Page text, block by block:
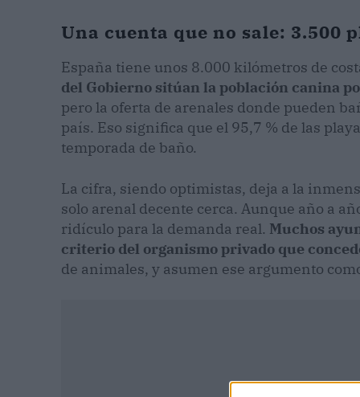
Una cuenta que no sale: 3.500
España tiene unos 8.000 kilómetros de
del Gobierno sitúan la población canina
pero la oferta de arenales donde pueden
país. Eso significa que el 95,7 % de las
temporada de baño.
La cifra, siendo optimistas, deja a la
solo arenal decente cerca. Aunque año a
ridículo para la demanda real. Muchos
criterio del organismo privado que
de animales, y asumen ese argumento